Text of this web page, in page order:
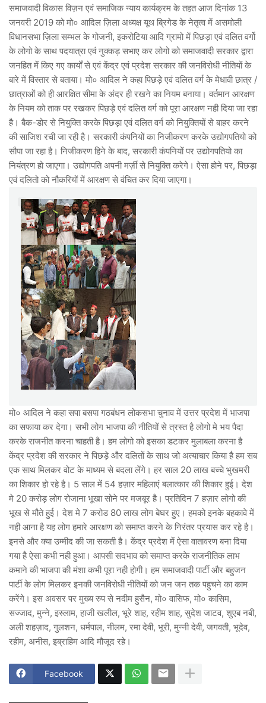
समाजवादी विकास विज़न एवं समाजिक न्याय कार्यक्रम के तहत आज दिनांक 13
जनवरी 2019 को मो० आदिल ज़िला अध्यक्ष यूथ ब्रिगेड के नेतृत्व में असमोली
विधानसभा ज़िला सम्भल के गोजनी, इकरोटिया आदि ग्रामो में पिछड़ा एवं दलित वर्गो
के लोगो के साथ पदयात्रा एवं नुक्कड़ सभाए कर लोगो को समाजवादी सरकार द्वारा
जनहित में किए गए कार्यों से एवं केंद्र एवं प्रदेश सरकार की जनविरोधी नीतियों के
बारे में विस्तार से बताया। मो० आदिल ने कहा पिछड़े एवं दलित वर्ग के मेधावी छात्र /
छात्राओं को ही आरक्षित सीमा के अंदर ही रखने का नियम बनाया। वर्तमान आरक्षण
के नियम को ताक पर रखकर पिछड़े एवं दलित वर्ग को पूरा आरक्षण नही दिया जा रहा
है। बैक-डोर से नियुक्ति करके पिछड़ा एवं दलित वर्ग को नियुक्तियों से बाहर करने
की साजिश रची जा रही है। सरकारी कंपनियों का निजीकरण करके उद्योगपतियो को
सौपा जा रहा है। निजीकरण हिने के बाद, सरकारी कंपनियों पर उद्योगपतियो का
नियंत्रण हो जाएगा। उद्योगपति अपनी मर्ज़ी से नियुक्ति करेगे। ऐसा होने पर, पिछड़ा
एवं दलितो को नौकरियों में आरक्षण से वंचित कर दिया जाएगा।
मो० आदिल ने कहा सपा बसपा गठबंधन लोकसभा चुनाव में उत्तर प्रदेश में भाजपा
का सफाया कर देगा। सभी लोग भाजपा की नीतियों से त्रस्त है लोगो मे भय पैदा
करके राजनीत करना चाहती है। हम लोगो को इसका डटकर मुलाबला करना है
केंद्र प्रदेश की सरकार ने पिछड़े और दलितों के साथ जो अत्याचार किया है हम सब
एक साथ मिलकर वोट के माध्यम से बदला लेंगे। हर साल 20 लाख बच्चे भुखमरी
का शिकार हो रहे है। 5 साल में 54 हज़ार महिलाएं बलात्कार की शिकार हुई। देश
मे 20 करोड़ लोग रोजाना भूखा सोने पर मजबूर है। प्रतिदिन 7 हज़ार लोगो की
भूख से मौते हुई। देश मे 7 करोड 80 लाख लोग बेघर हुए। हमको इनके बहकावे में
नही आना है यह लोग हमारे आरक्षण को समाप्त करने के निरंतर प्रयास कर रहे है।
इनसे और क्या उम्मीद की जा सकती है। केंद्र प्रदेश में ऐसा वातावरण बना दिया
गया है ऐसा कभी नही हुआ। आपसी सदभाव को समाप्त करके राजनीतिक लाभ
कमाने की भाजपा की मंशा कभी पूरा नही होगी। हम समाजवादी पार्टी और बहुजन
पार्टी के लोग मिलकर इनकी जनविरोधी नीतियों को जन जन तक पहुचने का काम
करेंगे। इस अवसर पर मुख्य रुप से नदीम हुसैन, मो० वासिफ, मो० कासिम,
सज्जाद, मुन्ने, इस्लाम, हाजी खलील, भूरे शाह, रहीम शाह, सुदेश जाटव, शुएब नबी,
अली शहज़ाद, गुलशन, धर्मपाल, नीलम, रमा देवी, भूरी, मुन्नी देवी, जगवती, भूदेव,
रहीम, अनीस, इब्राहिम आदि मौजूद रहे।
Facebook